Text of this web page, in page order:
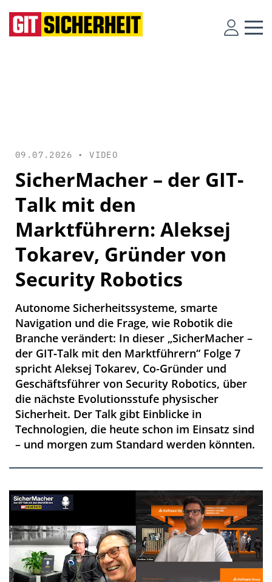
09.07.2026 •VIDEO
SicherMacher – der GIT-
Talk mit den
Marktführern: Aleksej
Tokarev, Gründer von
Security Robotics
Autonome Sicherheitssysteme, smarte
Navigation und die Frage, wie Robotik die
Branche verändert: In dieser „SicherMacher –
der GIT‑Talk mit den Marktführern“ Folge 7
spricht Aleksej Tokarev, Co-Gründer und
Geschäftsführer von Security Robotics, über
die nächste Evolutionsstufe physischer
Sicherheit. Der Talk gibt Einblicke in
Technologien, die heute schon im Einsatz sind
– und morgen zum Standard werden könnten.